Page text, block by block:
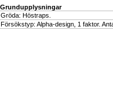
Grundupplysningar
Gröda: Höstraps.
Försökstyp: Alpha-design, 1 faktor.